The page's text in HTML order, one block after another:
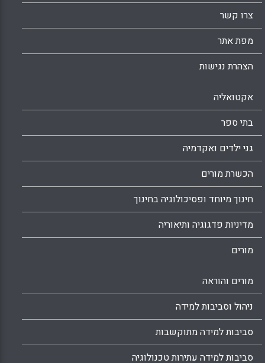
צרו קשר
מפת אתר
הצהרת נגישות
אקטואליה
בתי ספר
גני ילדים ואקדמיה
הכשרת מורים
חינוך מיוחד ופסיכולוגיה בחינוך
מדיניות פדגוגיה ותיאוריה
מורים
מורים והוראה
ניהול וסביבות למידה
סביבות למידה מתוקשבות
סביבות למידה עתירות טכנולוגיה